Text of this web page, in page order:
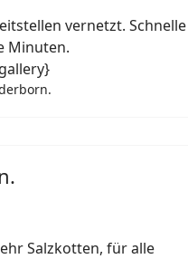
vernetzt. Schnelle
Minuten.
Salzkotten, für alle